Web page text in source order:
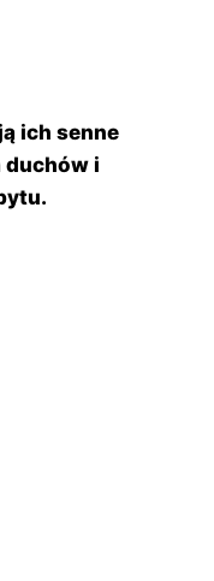
ich senne
duchów i